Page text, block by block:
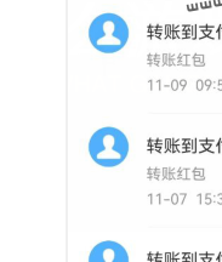
登录